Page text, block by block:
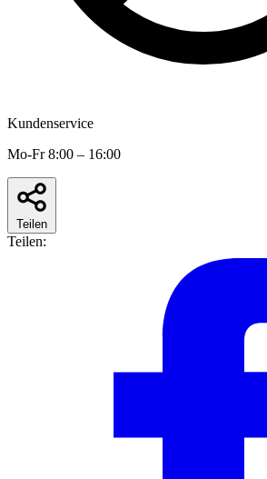
Kundenservice
Mo-Fr 8:00 – 16:00
Teilen
Teilen: